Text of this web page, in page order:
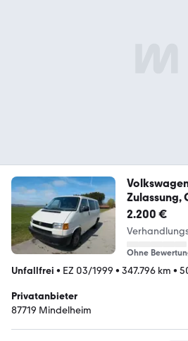
Zulassung,
2.200 €
Ohne
Unfallfrei • EZ 03/1999 • 347.796 km •
Privatanbieter
87719 Mindelheim